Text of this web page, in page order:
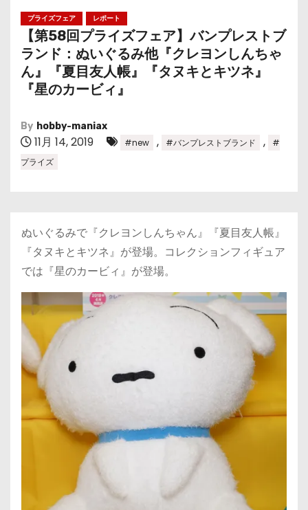
プライズフェア レポート
【第58回プライズフェア】バンプレストブ
ランド：ぬいぐるみ他『クレヨンしんちゃ
ん』『夏目友人帳』『タヌキとキツネ』
『星のカービィ』
By hobby-maniax
11月 14, 2019 #new , #バンプレストブランド ,
#
プライズ
ぬいぐるみで『クレヨンしんちゃん』『夏目友人帳』
『タヌキとキツネ』が登場。コレクションフィギュア
では『星のカービィ』が登場。